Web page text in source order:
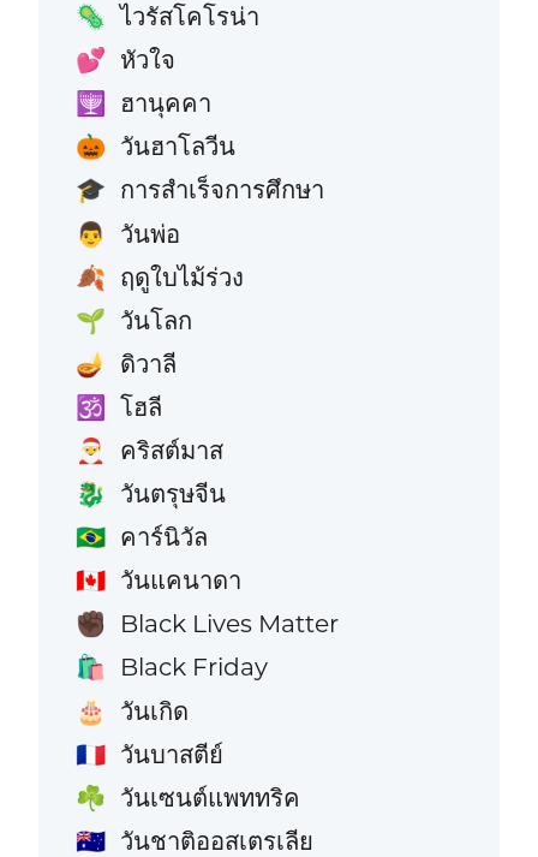
🦠 ไวรัสโคโรน่า
💕 หัวใจ
🕎 ฮานุคคา
🎃 วันฮาโลวีน
🎓 การสำเร็จการศึกษา
👨 วันพ่อ
🍂 ฤดูใบไม้ร่วง
🌱 วันโลก
🪔 ดิวาลี
🕉️ โฮลี
🎅 คริสต์มาส
🐉 วันตรุษจีน
🇧🇷 คาร์นิวัล
🇨🇦 วันแคนาดา
✊🏿 Black Lives Matter
🛍️ Black Friday
🎂 วันเกิด
🇫🇷 วันบาสตีย์
☘️ วันเซนต์แพททริค
🇦🇺 วันชาติออสเตรเลีย